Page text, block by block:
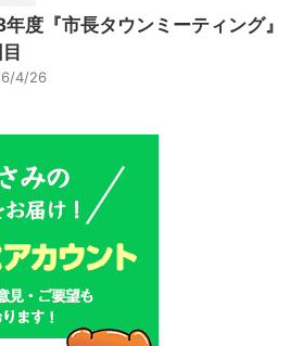
度『市長タウンミーティング』
4/26